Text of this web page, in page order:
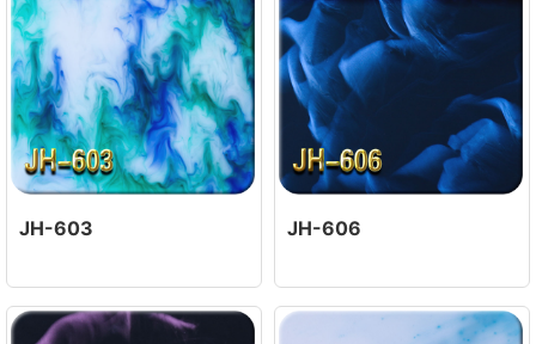
JH-603 JH-606